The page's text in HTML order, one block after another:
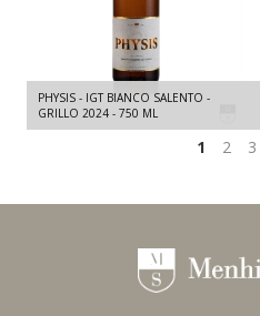
PHYSIS - IGT BIANCO SALENTO -
GRILLO 2024 - 750 ML
1 2 3